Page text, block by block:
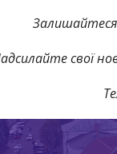
Залишайтеся
свої